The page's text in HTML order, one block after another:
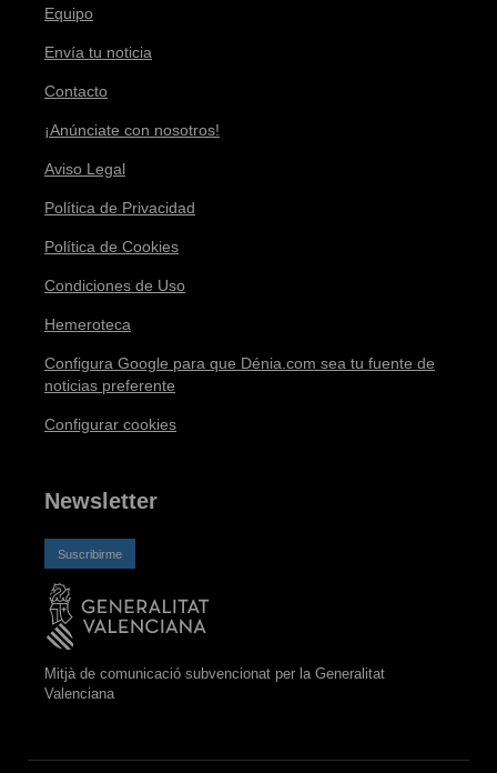
Equipo
Envía tu noticia
Contacto
¡Anúnciate con nosotros!
Aviso Legal
Política de Privacidad
Política de Cookies
Condiciones de Uso
Hemeroteca
Configura Google para que Dénia.com sea tu fuente de
noticias preferente
Configurar cookies
Newsletter
Suscribirme
Mitjà de comunicació subvencionat per la Generalitat
Valenciana